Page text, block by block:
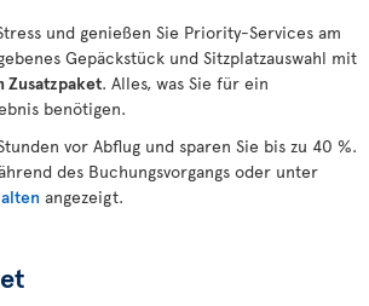
und genießen Sie Priority-Services am
Gepäckstück und Sitzplatzauswahl mit
Zusatzpaket. Alles, was Sie für ein
benötigen.
vor Abflug und sparen Sie bis zu 40 %.
des Buchungsvorgangs oder unter
angezeigt.